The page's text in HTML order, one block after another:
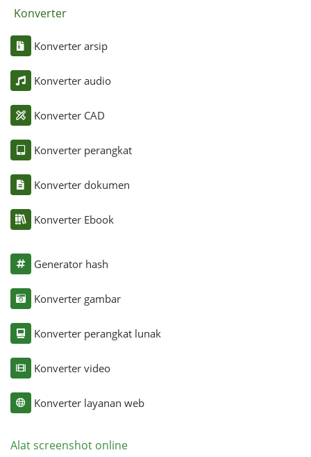
Konverter
Konverter arsip
Konverter audio
Konverter CAD
Konverter perangkat
Konverter dokumen
Konverter Ebook
Generator hash
Konverter gambar
Konverter perangkat lunak
Konverter video
Konverter layanan web
Alat screenshot online